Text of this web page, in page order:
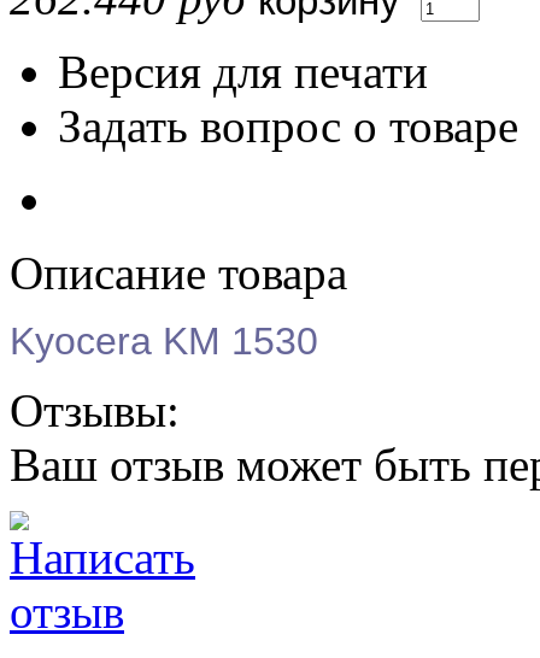
Версия для печати
Задать вопрос о товаре
Описание товара
Kyocera KM 1530
Отзывы:
Ваш отзыв может быть